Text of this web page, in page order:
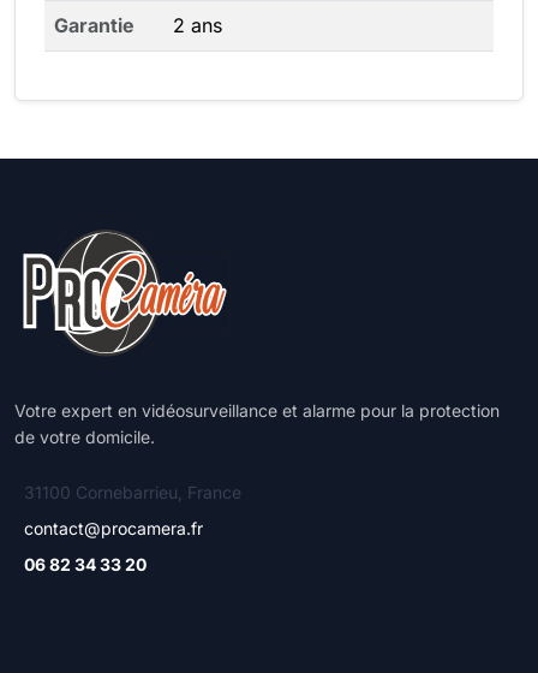
Garantie 2 ans
Votre expert en vidéosurveillance et alarme pour la protection
de votre domicile.
31100 Cornebarrieu, France
contact@procamera.fr
06 82 34 33 20